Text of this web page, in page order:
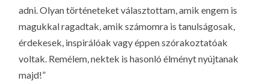
adni. Olyan történeteket választottam, amik engem is
magukkal ragadtak, amik számomra is tanulságosak,
érdekesek, inspirálóak vagy éppen szórakoztatóak
voltak. Remélem, nektek is hasonló élményt nyújtanak
majd!”